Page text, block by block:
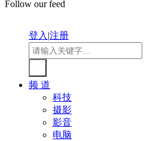
Follow our feed
登入|注册
频 道
科技
摄影
影音
电脑